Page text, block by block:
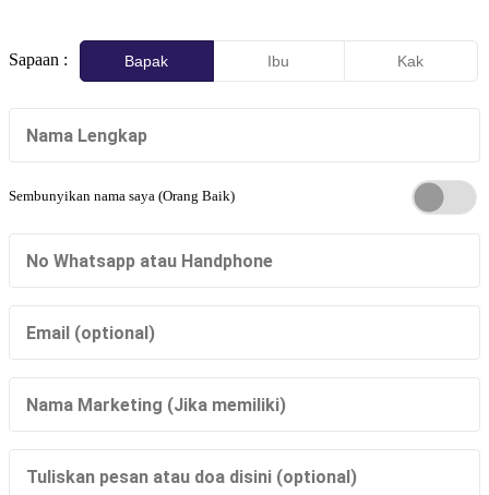
Sapaan : Bapak Ibu Kak
Sembunyikan nama saya (Orang Baik)